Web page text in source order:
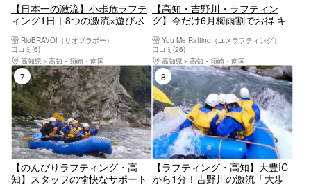
【日本一の激流】小歩危ラフテ
ィング1日｜8つの激流×遊び尽
RioBRAVO!（リオブラボー）
口コミ(6)
高知県
高知・須崎・南国
【高知・吉野川・ラフティン
グ】今だけ6月梅雨割でお得 キ
流の大冒険！半日ファミリーラ
フティング
You Me Rafting（ユメラフティング）
口コミ(26)
高知県
高知・須崎・南国
7位
【のんびりラフティング・高
知】スタッフの愉快なサポート
8位
【ラフティング・高知】大豊IC
から1分！吉野川の激流「大歩